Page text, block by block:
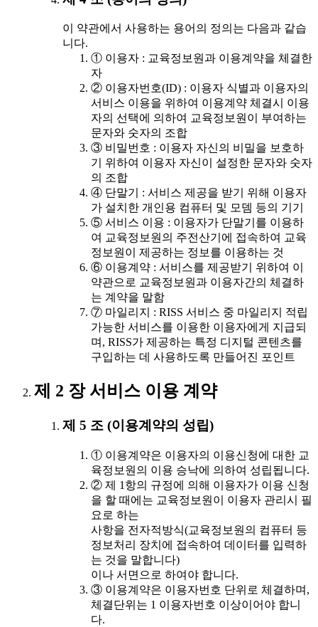
이 약관에서 사용하는 용어의 정의는 다음과 같습
니다.
① 이용자 : 교육정보원과 이용계약을 체결한
자
② 이용자번호(ID) : 이용자 식별과 이용자의
서비스 이용을 위하여 이용계약 체결시 이용
자의 선택에 의하여 교육정보원이 부여하는
문자와 숫자의 조합
③ 비밀번호 : 이용자 자신의 비밀을 보호하
기 위하여 이용자 자신이 설정한 문자와 숫자
의 조합
④ 단말기 : 서비스 제공을 받기 위해 이용자
가 설치한 개인용 컴퓨터 및 모뎀 등의 기기
⑤ 서비스 이용 : 이용자가 단말기를 이용하
여 교육정보원의 주전산기에 접속하여 교육
정보원이 제공하는 정보를 이용하는 것
⑥ 이용계약 : 서비스를 제공받기 위하여 이
약관으로 교육정보원과 이용자간의 체결하
는 계약을 말함
⑦ 마일리지 : RISS 서비스 중 마일리지 적립
가능한 서비스를 이용한 이용자에게 지급되
며, RISS가 제공하는 특정 디지털 콘텐츠를
구입하는 데 사용하도록 만들어진 포인트
제 2 장 서비스 이용 계약
제 5 조 (이용계약의 성립)
① 이용계약은 이용자의 이용신청에 대한 교
육정보원의 이용 승낙에 의하여 성립됩니다.
② 제 1항의 규정에 의해 이용자가 이용 신청
을 할 때에는 교육정보원이 이용자 관리시 필
요로 하는
사항을 전자적방식(교육정보원의 컴퓨터 등
정보처리 장치에 접속하여 데이터를 입력하
는 것을 말합니다)
이나 서면으로 하여야 합니다.
③ 이용계약은 이용자번호 단위로 체결하며,
체결단위는 1 이용자번호 이상이어야 합니
다.